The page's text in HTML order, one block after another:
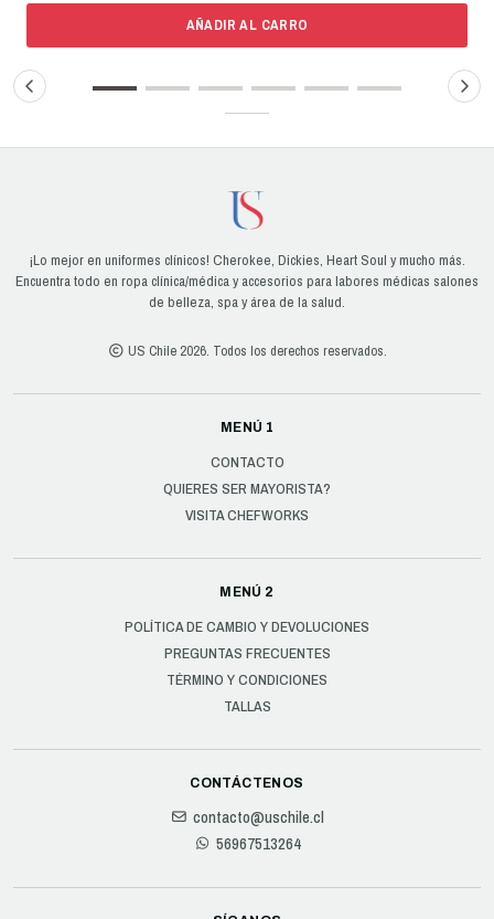
AÑADIR AL CARRO
¡Lo mejor en uniformes clínicos! Cherokee, Dickies, Heart Soul y mucho más.
Encuentra todo en ropa clínica/médica y accesorios para labores médicas salones
de belleza, spa y área de la salud.
US Chile 2026. Todos los derechos reservados.
MENÚ 1
CONTACTO
QUIERES SER MAYORISTA?
VISITA CHEFWORKS
MENÚ 2
POLÍTICA DE CAMBIO Y DEVOLUCIONES
PREGUNTAS FRECUENTES
TÉRMINO Y CONDICIONES
TALLAS
CONTÁCTENOS
contacto@uschile.cl
56967513264